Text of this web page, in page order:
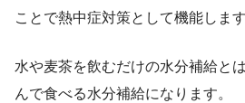
ことで熱中症対策として機能します
水や麦茶を飲むだけの水分補給と
んで食べる水分補給になります。